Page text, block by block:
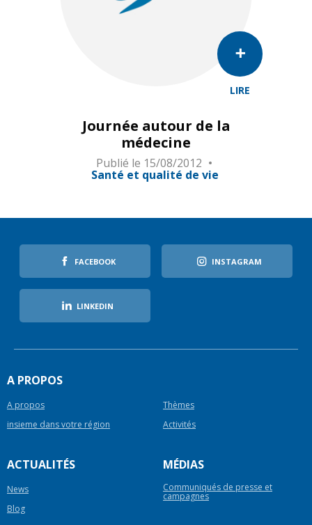
LIRE
Journée autour de la
médecine
Publié le 15/08/2012
Santé et qualité de vie
FACEBOOK INSTAGRAM
LINKEDIN
A PROPOS
A propos
Thèmes
insieme dans votre région
Activités
ACTUALITÉS
News
Blog
MÉDIAS
Communiqués de presse et
campagnes